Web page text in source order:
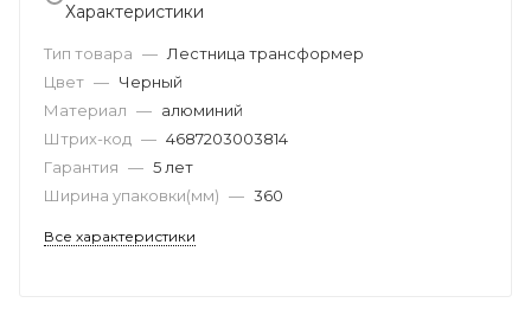
Характеристики
Тип товара — Лестница трансформер
Цвет — Черный
Материал — алюминий
Штрих-код — 4687203003814
Гарантия — 5 лет
Ширина упаковки(мм) — 360
Все характеристики